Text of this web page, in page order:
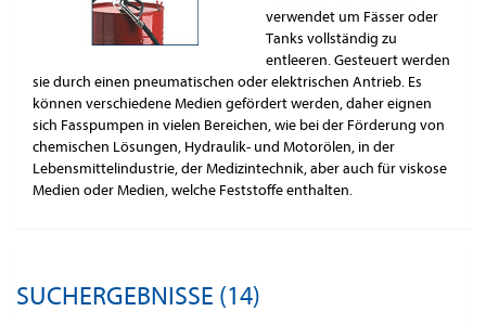
verwendet um Fässer oder
Tanks vollständig zu
entleeren. Gesteuert werden
sie durch einen pneumatischen oder elektrischen Antrieb. Es
können verschiedene Medien gefördert werden, daher eignen
sich Fasspumpen in vielen Bereichen, wie bei der Förderung von
chemischen Lösungen, Hydraulik- und Motorölen, in der
Lebensmittelindustrie, der Medizintechnik, aber auch für viskose
Medien oder Medien, welche Feststoffe enthalten.
SUCHERGEBNISSE (14)